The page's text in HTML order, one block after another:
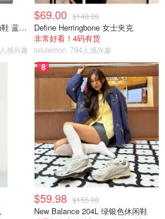
和警官们退到了走廊上，其中三人
而Li则拿着刀指着他们。
有一个清楚地显示警官遇袭，但在Li
上后，可以听到一名警官说他被刺伤
New Balance 204L 休闲运动鞋 蓝银色
感兴趣
$69.00 $148.00
Define Herringbone 女士夹克
非常好看！4码有货
lululemon 794人感兴趣
8
$59.98 $155.00
New Balance 204L 绿银色休闲鞋